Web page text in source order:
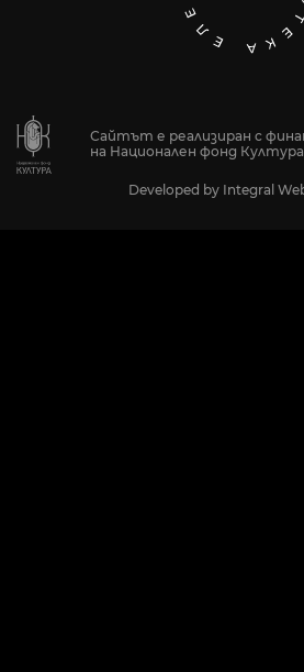
Сайтът е реализиран с
на Национален фонд
Developed by Integral